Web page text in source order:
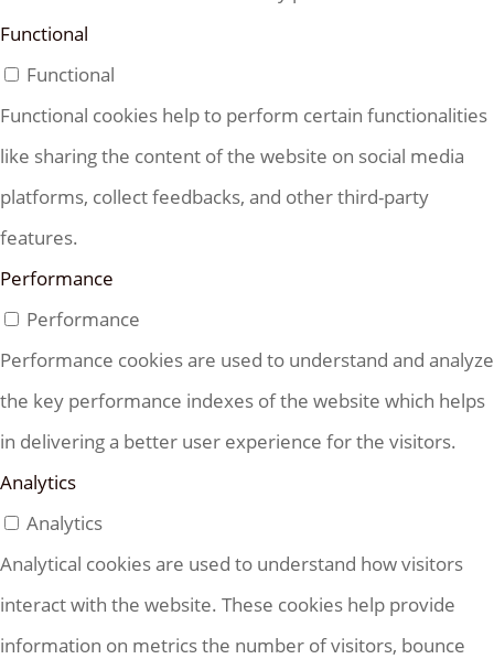
Functional
Functional
Functional cookies help to perform certain functionalities
like sharing the content of the website on social media
platforms, collect feedbacks, and other third-party
features.
Performance
Performance
Performance cookies are used to understand and analyze
the key performance indexes of the website which helps
in delivering a better user experience for the visitors.
Analytics
Analytics
Analytical cookies are used to understand how visitors
interact with the website. These cookies help provide
information on metrics the number of visitors, bounce